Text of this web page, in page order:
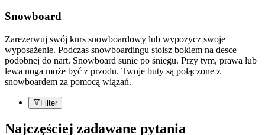
Snowboard
Zarezerwuj swój kurs snowboardowy lub wypożycz swoje
wyposażenie. Podczas snowboardingu stoisz bokiem na desce
podobnej do nart. Snowboard sunie po śniegu. Przy tym, prawa lub
lewa noga może być z przodu. Twoje buty są połączone z
snowboardem za pomocą wiązań.
Filter
Najczęściej zadawane pytania